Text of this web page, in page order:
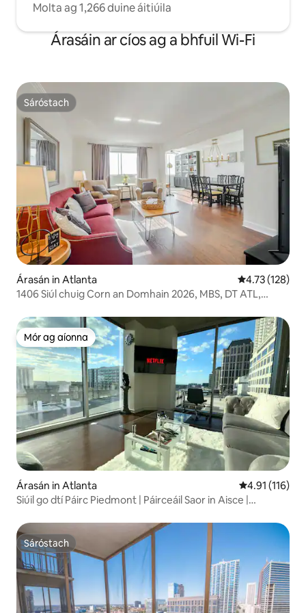
ná 2 mhíle.
Molta ag 1,266 duine áitiúila
Árasáin ar cíos ag a bhfuil Wi-Fi
Sáróstach
Sáróstach
Árasán in Atlanta Meánrátáil
4.73 (128)
1406 Siúl chuig Corn an Domhain 2026, MBS, DT ATL,
Mór ag aíonna
Mór ag aíonna
Árasán in Atlanta Meánrátáil
4.91 (116)
Siúil go dtí Páirc Piedmont | Páirceáil Saor in Aisce |
Sáróstach
Sáróstach